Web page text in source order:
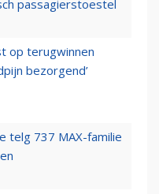
passagierstoestel
op terugwinnen
bezorgend’
telg 737 MAX-familie